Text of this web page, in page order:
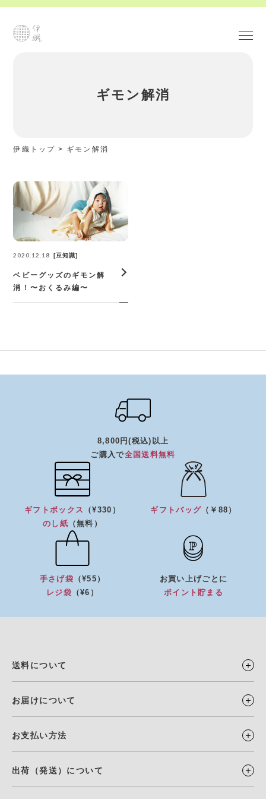
ギモン解消
伊織トップ > ギモン解消
2020.12.18 豆知識
ベビーグッズのギモン解
消！〜おくるみ編〜
8,800円(税込)以上
ご購入で全国送料無料
ギフトボックス
（¥330）
のし紙 （無料）
ギフトバッグ （￥88）
手さげ袋 （¥55）
レジ袋 （¥6）
お買い上げごとに
ポイント貯まる
送料について
お届けについて
お支払い方法
出荷（発送）について